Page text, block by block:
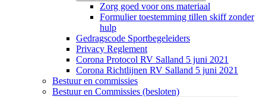
Zorg goed voor ons materiaal
Formulier toestemming tillen skiff zonder
hulp
Gedragscode Sportbegeleiders
Privacy Reglement
Corona Protocol RV Salland 5 juni 2021
Corona Richtlijnen RV Salland 5 juni 2021
Bestuur en commissies
Bestuur en Commissies (besloten)